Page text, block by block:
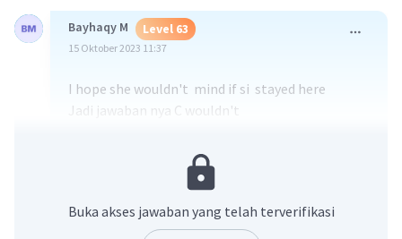
Bayhaqy M Level 63
15 Oktober 2023 11:37
I hope she wouldn't mind if si stayed here
Jadi jawaban nya C wouldn't
Buka akses jawaban yang telah terverifikasi